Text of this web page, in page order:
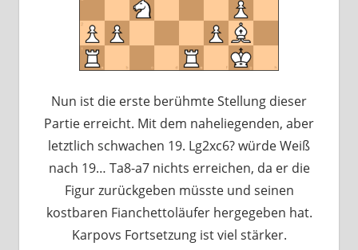
Nun ist die erste berühmte Stellung dieser
Partie erreicht. Mit dem naheliegenden, aber
letztlich schwachen 19. Lg2xc6? würde Weiß
nach 19… Ta8-a7 nichts erreichen, da er die
Figur zurückgeben müsste und seinen
kostbaren Fianchettoläufer hergegeben hat.
Karpovs Fortsetzung ist viel stärker.